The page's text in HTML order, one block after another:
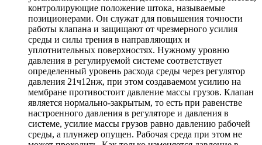
контролирующие положение штока, называемые
позиционерами. Он служат для повышения точности
работы клапана и защищают от чрезмерного усилия
среды и силы трения в направляющих и
уплотнительных поверхностях. Нужному уровню
давления в регулируемой системе соответствует
определенный уровень расхода среды через регулятор
давления 21ч12нж, при этом создаваемом усилию на
мембране противостоит давление массы грузов. Клапан
является нормально-закрытым, то есть при равенстве
настроенного давления в регуляторе и давления в
системе, усилие массы грузов равно давлению рабочей
среды, а плунжер опущен. Рабочая среда при этом не